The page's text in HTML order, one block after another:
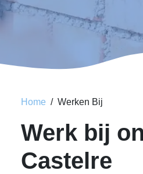
Home Werken Bij
Werk bij
Castelre